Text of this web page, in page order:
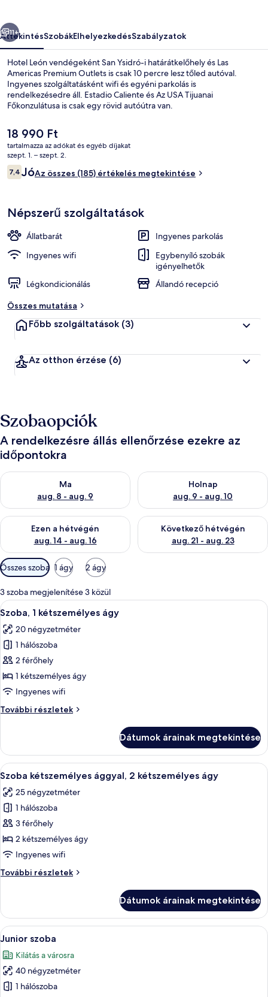
Következő
11+
ÁttekintésSzobákElhelyezkedésSzabályzatok
Hotel León vendégeként San Ysidró-i határátkelőhely és Las
Americas Premium Outlets is csak 10 percre lesz tőled autóval.
Ingyenes szolgáltatásként wifi és egyéni parkolás is
rendelkezésedre áll. Estadio Caliente és Az USA Tijuanai
Főkonzulátusa is csak egy rövid autóútra van.
A
jelenlegi
ár
18 990 Ft
18 990 Ft
tartalmazza az adókat és egyéb díjakat
szept. 1. – szept. 2.
Értékelések
7,47,4 ennyiből: 10
JóAz összes (185) értékelés megtekintése
Népszerű szolgáltatások
Állatbarát
Ingyenes parkolás
Ingyenes wifi
Egybenyíló szobák
igényelhetők
Légkondicionálás
Állandó recepció
Összes mutatása
Főbb szolgáltatások (3)
Az otthon érzése (6)
Szobaopciók
A rendelkezésre állás ellenőrzése ezekre az
időpontokra
Ma
aug. 8 - aug. 9
A ma esti rendelkezésre állás ellenőrzése: aug. 8 - aug. 9
Holnap
aug. 9 - aug. 10
A holnapi rendelkezésre állás
Ezen a hétvégén
aug. 14 - aug. 16
A mostani hétvégi rendelkezésre állás ellenőrzése: aug. 14 -
Következő hétvégén
aug. 21 - aug. 23
A következő hétvégi
Szobákhoz
rendelkezésre
álló
szűrők
Összes szoba 1 ágy 2 ágy
3 szoba megjelenítése 3 közül
A
következő
szoba
összes
képének
megtekintése:
Szoba,
kétszemélyes
Szoba, 1 kétszemélyes ágy |
5
Szoba, 1 kétszemélyes ágy
20 négyzetméter
1 hálószoba
2 férőhely
1 kétszemélyes ágy
Ingyenes wifi
További részletek
Szoba,
további
részletei
Dátumok árainak megtekintése
A
következő
szoba
összes
képének
megtekintése:
Szoba
ággyal,
ágy
Egy szállodai szoba két ággyal,
2
Szoba kétszemélyes ággyal, 2 kétszemélyes ágy
25 négyzetméter
1 hálószoba
3 férőhely
2 kétszemélyes ágy
Ingyenes wifi
További részletek
Szoba
kétszemélyes
ágy
további
Dátumok árainak megtekintése
A
következő
szoba
összes
képének
Egy szállodai szoba, amelyben
4
Junior szoba
Kilátás a városra
40 négyzetméter
1 hálószoba